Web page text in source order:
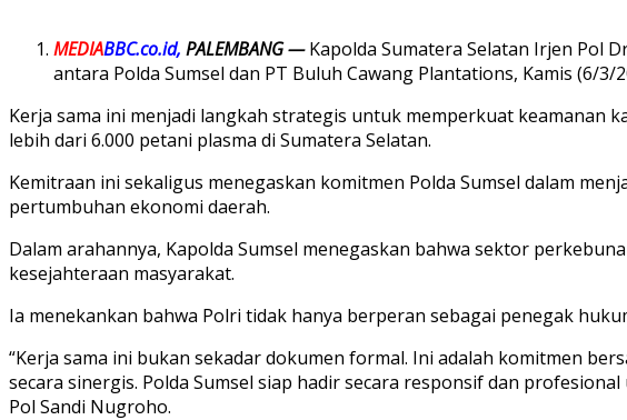
MEDIABBC.co.id, PALEMBANG —Kapolda Sumatera Selatan Irjen Pol
antara Polda Sumsel dan PT Buluh Cawang Plantations, Kamis (6/
Kerja sama ini menjadi langkah strategis untuk memperkuat keamanan
lebih dari 6.000 petani plasma di Sumatera Selatan.
Kemitraan ini sekaligus menegaskan komitmen Polda Sumsel dalam
pertumbuhan ekonomi daerah.
Dalam arahannya, Kapolda Sumsel menegaskan bahwa sektor
kesejahteraan masyarakat.
Ia menekankan bahwa Polri tidak hanya berperan sebagai penegak
“Kerja sama ini bukan sekadar dokumen formal. Ini adalah komitmen
secara sinergis. Polda Sumsel siap hadir secara responsif dan
Pol Sandi Nugroho.